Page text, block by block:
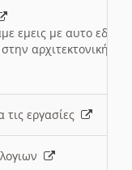
εμεις με αυτο εδω
αρχιτεκτονική
τις εργασίες